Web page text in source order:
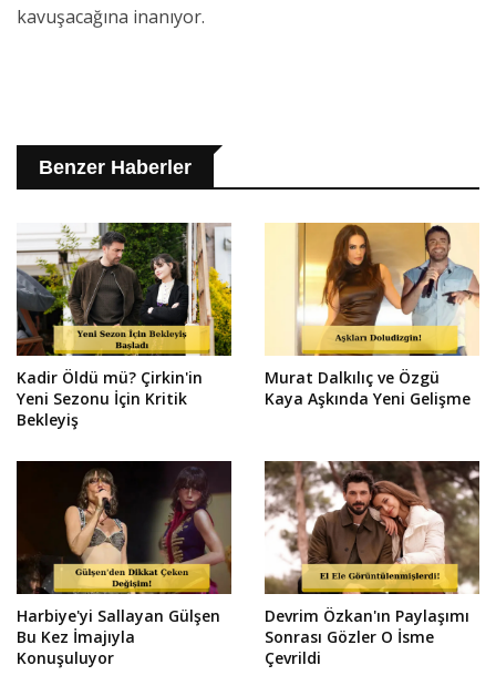
kavuşacağına inanıyor.
Benzer Haberler
Kadir Öldü mü? Çirkin'in
Yeni Sezonu İçin Kritik
Bekleyiş
Murat Dalkılıç ve Özgü
Kaya Aşkında Yeni Gelişme
Harbiye'yi Sallayan Gülşen
Bu Kez İmajıyla
Konuşuluyor
Devrim Özkan'ın Paylaşımı
Sonrası Gözler O İsme
Çevrildi